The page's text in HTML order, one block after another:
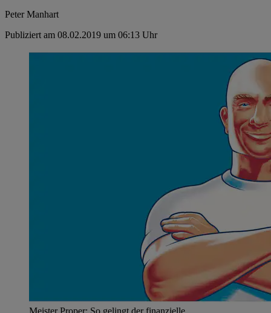
Peter Manhart
Publiziert am 08.02.2019 um 06:13 Uhr